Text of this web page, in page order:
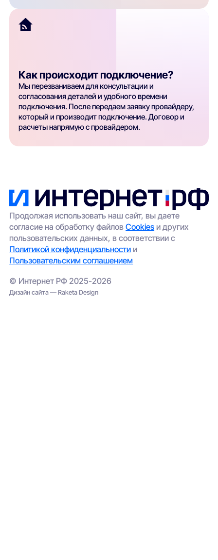
Как происходит подключение?
Мы перезваниваем для консультации и
согласования деталей и удобного времени
подключения. После передаем заявку провайдеру,
который и производит подключение. Договор и
расчеты напрямую с провайдером.
Продолжая использовать наш сайт, вы даете
согласие на обработку файловCookies и других
пользовательских данных, в соответствии с
Политикой конфиденциальности и
Пользовательским соглашением
© Интернет РФ 2025-2026
Дизайн сайта — Raketa Design